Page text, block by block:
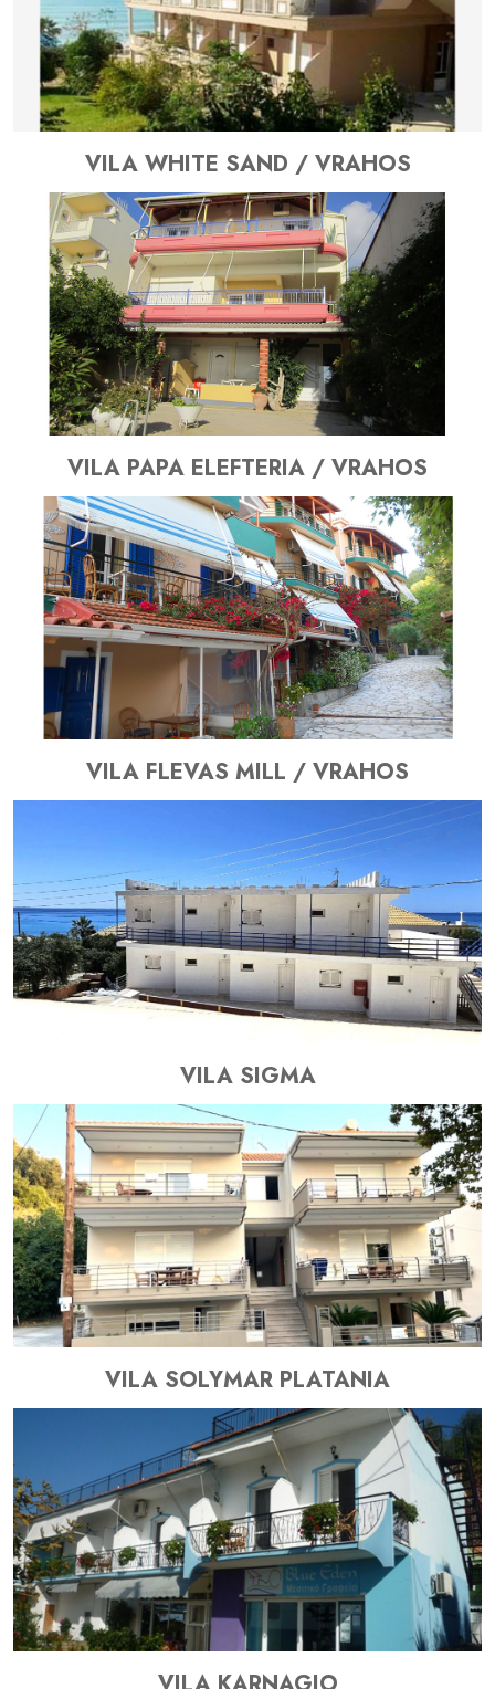
VILA WHITE SAND / VRAHOS
VILA PAPA ELEFTERIA / VRAHOS
VILA FLEVAS MILL / VRAHOS
VILA SIGMA
VILA SOLYMAR PLATANIA